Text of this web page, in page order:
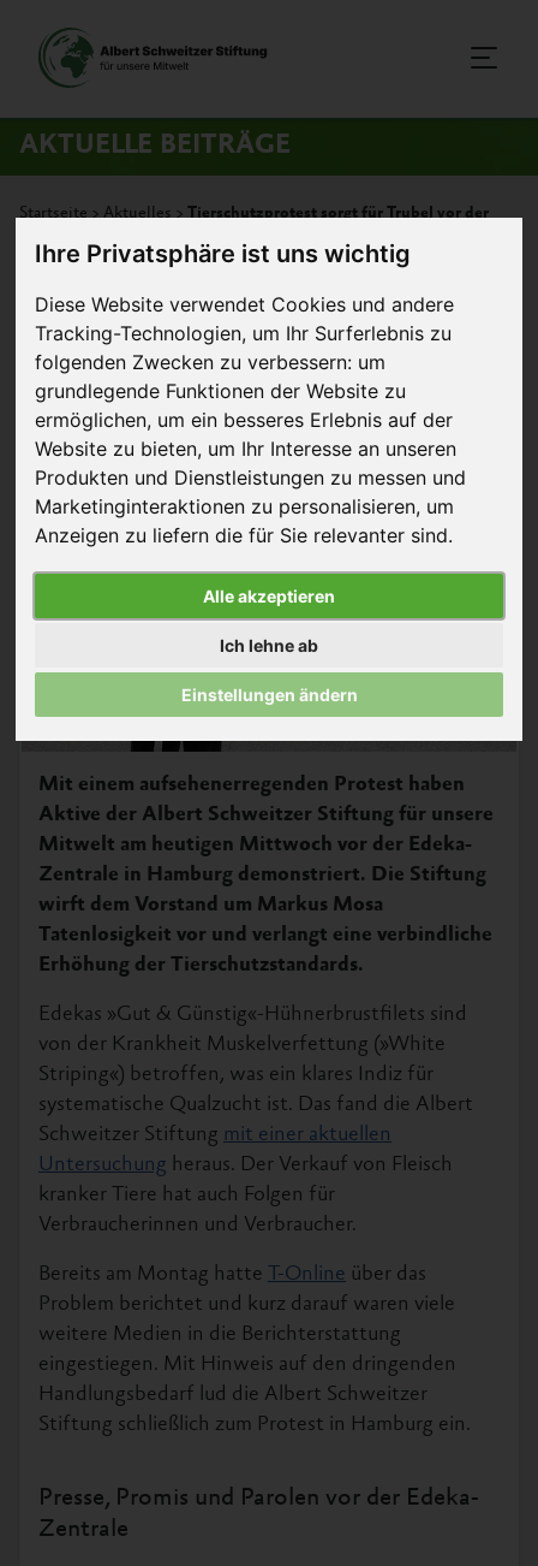
Ihre Privatsphäre ist uns wichtig
Diese Website verwendet Cookies und andere
Tracking-Technologien, um Ihr Surferlebnis zu
folgenden Zwecken zu verbessern: um
grundlegende Funktionen der Website zu
ermöglichen, um ein besseres Erlebnis auf der
Website zu bieten, um Ihr Interesse an unseren
Produkten und Dienstleistungen zu messen und
Marketinginteraktionen zu personalisieren, um
Anzeigen zu liefern die für Sie relevanter sind.
Alle akzeptieren
Ich lehne ab
Einstellungen ändern
AKTUELLE BEITRÄGE
Startseite>Aktuelles>Tierschutzprotest sorgt für Trubel vor der
Edeka-Zentrale
25. Juni 2025 Pressemitteilung
Tierschutzprotest sorgt für
Trubel vor der Edeka-Zentrale
Mit einem aufsehenerregenden Protest haben
Aktive der Albert Schweitzer Stiftung für unsere
Mitwelt am heutigen Mittwoch vor der Edeka-
Zentrale in Hamburg demonstriert. Die Stiftung
wirft dem Vorstand um Markus Mosa
Tatenlosigkeit vor und verlangt eine verbindliche
Erhöhung der Tierschutzstandards.
Edekas »Gut & Günstig«-Hühnerbrustfilets sind
von der Krankheit Muskelverfettung (»White
Striping«) betroffen, was ein klares Indiz für
systematische Qualzucht ist. Das fand die Albert
Schweitzer Stiftung mit einer aktuellen
Untersuchung heraus. Der Verkauf von Fleisch
kranker Tiere hat auch Folgen für
Verbraucherinnen und Verbraucher.
Bereits am Montag hatte T-Online über das
Problem berichtet und kurz darauf waren viele
weitere Medien in die Berichterstattung
eingestiegen. Mit Hinweis auf den dringenden
Handlungsbedarf lud die Albert Schweitzer
Stiftung schließlich zum Protest in Hamburg ein.
Presse, Promis und Parolen vor der Edeka-
Zentrale